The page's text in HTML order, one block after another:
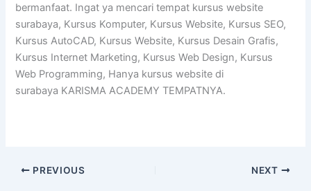
bermanfaat. Ingat ya mencari tempat kursus website
surabaya, Kursus Komputer, Kursus Website, Kursus SEO,
Kursus AutoCAD, Kursus Website, Kursus Desain Grafis,
Kursus Internet Marketing, Kursus Web Design, Kursus
Web Programming, Hanya kursus website di
surabaya KARISMA ACADEMY TEMPATNYA.
PREVIOUS NEXT